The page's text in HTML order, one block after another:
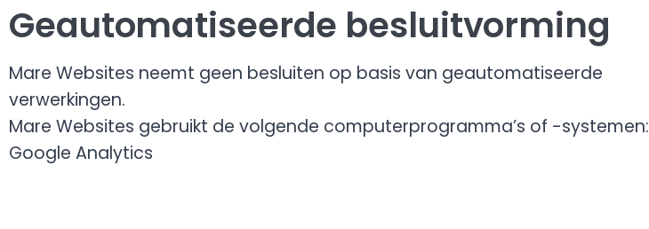
Geautomatiseerde besluitvorming
Mare Websites neemt geen besluiten op basis van geautomatiseerde
verwerkingen.
Mare Websites gebruikt de volgende computerprogramma’s of -systemen:
Google Analytics